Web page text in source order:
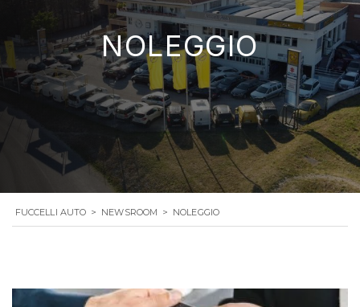
NOLEGGIO
FUCCELLI AUTO > NEWSROOM > NOLEGGIO